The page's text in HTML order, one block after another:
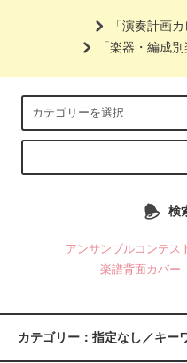
「演奏計画
「楽器・編成
検
アンサンブルコンテス
楽譜背面カバー
カテゴリー：指定なし／キー